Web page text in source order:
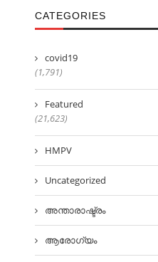
CATEGORIES
covid19
(1,791)
Featured
(21,623)
HMPV
Uncategorized
അന്താരാഷ്ട്രം
ആരോഗ്യം